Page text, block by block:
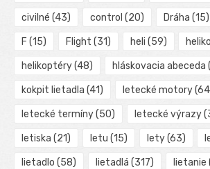
civilné (43) control (20) Dráha (15)
F (15) Flight (31) heli (59)
helikoptéry(48) hláskovacia abeceda
kokpit lietadla (41) letecké motory
letecké termíny(50) letecké výrazy
letiska (21) letu (15) lety(63)
lietadlo (58) lietadlá (317) lietanie